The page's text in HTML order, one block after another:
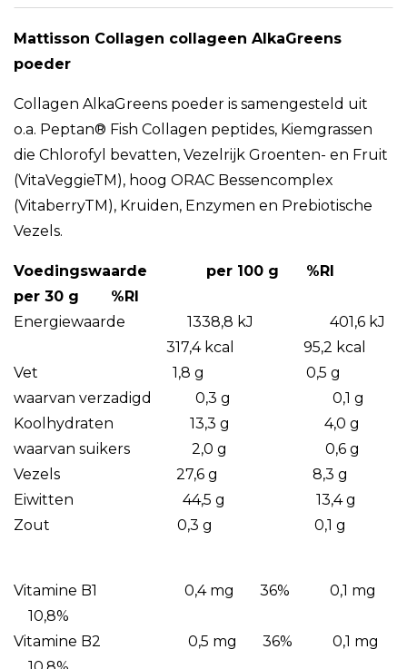
Mattisson Collagen collageen AlkaGreens
poeder
Collagen AlkaGreens poeder is samengesteld uit
o.a. Peptan® Fish Collagen peptides, Kiemgrassen
die Chlorofyl bevatten, Vezelrijk Groenten- en Fruit
(VitaVeggieTM), hoog ORAC Bessencomplex
(VitaberryTM), Kruiden, Enzymen en Prebiotische
Vezels.
Voedingswaarde per 100 g %RI
per 30 g %RI
Energiewaarde 1338,8 kJ 401,6 kJ
317,4 kcal 95,2 kcal
Vet 1,8 g 0,5 g
waarvan verzadigd 0,3 g 0,1 g
Koolhydraten 13,3 g 4,0 g
waarvan suikers 2,0 g 0,6 g
Vezels 27,6 g 8,3 g
Eiwitten 44,5 g 13,4 g
Zout 0,3 g 0,1 g
Vitamine B1 0,4 mg 36% 0,1 mg
10,8%
Vitamine B2 0,5 mg 36% 0,1 mg